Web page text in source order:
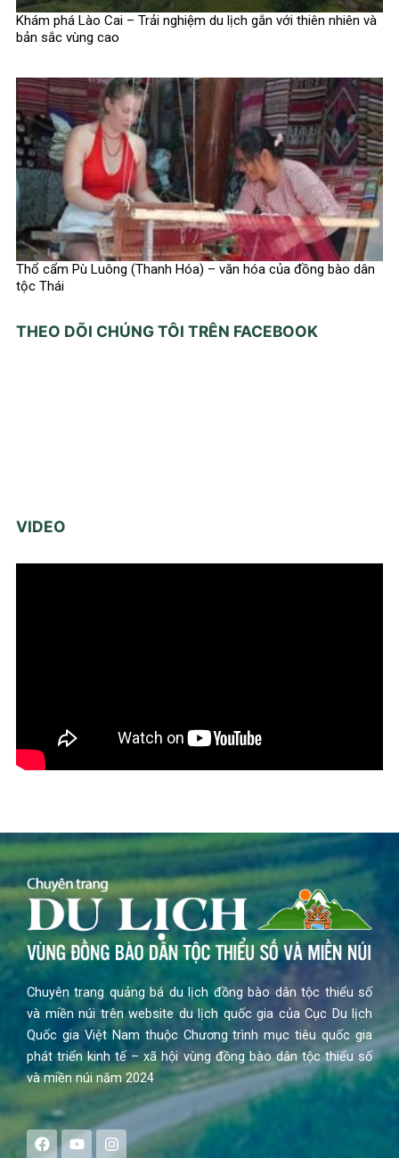
Khám phá Lào Cai – Trải nghiệm du lịch gắn với thiên nhiên và
bản sắc vùng cao
Thổ cẩm Pù Luông (Thanh Hóa) – văn hóa của đồng bào dân
tộc Thái
THEO DÕI CHÚNG TÔI TRÊN FACEBOOK
VIDEO
Chuyên trang quảng bá du lịch đồng bào dân tộc thiểu số
và miền núi trên website du lịch quốc gia của Cục Du lịch
Quốc gia Việt Nam thuộc Chương trình mục tiêu quốc gia
phát triển kinh tế – xã hội vùng đồng bào dân tộc thiểu số
và miền núi năm 2024
F
a
Y
o
I
n